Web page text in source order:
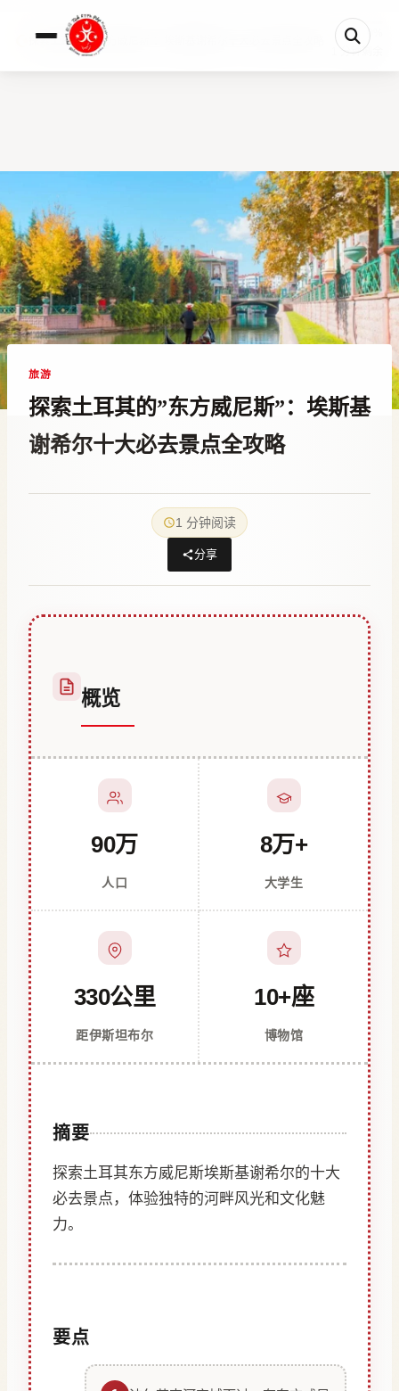
探索土耳其的”东方威尼斯”：埃斯基谢希尔十大必去景点全攻略
0%
1 分钟剩余
旅游
探索土耳其的”东方威尼斯”：埃斯基
谢希尔十大必去景点全攻略
1 分钟阅读
分享
概览
90万
人口
8万+
大学生
330公里
距伊斯坦布尔
10+座
博物馆
摘要
探索土耳其东方威尼斯埃斯基谢希尔的十大
必去景点，体验独特的河畔风光和文化魅
力。
要点